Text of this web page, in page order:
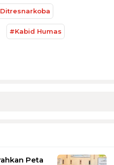
#Kabid Humas
Peta